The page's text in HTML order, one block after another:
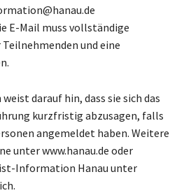
E-Mail muss vollständige
und eine
darauf hin, dass sie sich das
kurzfristig abzusagen, falls
angemeldet haben. Weitere
unter www.hanau.de oder
Information Hanau unter